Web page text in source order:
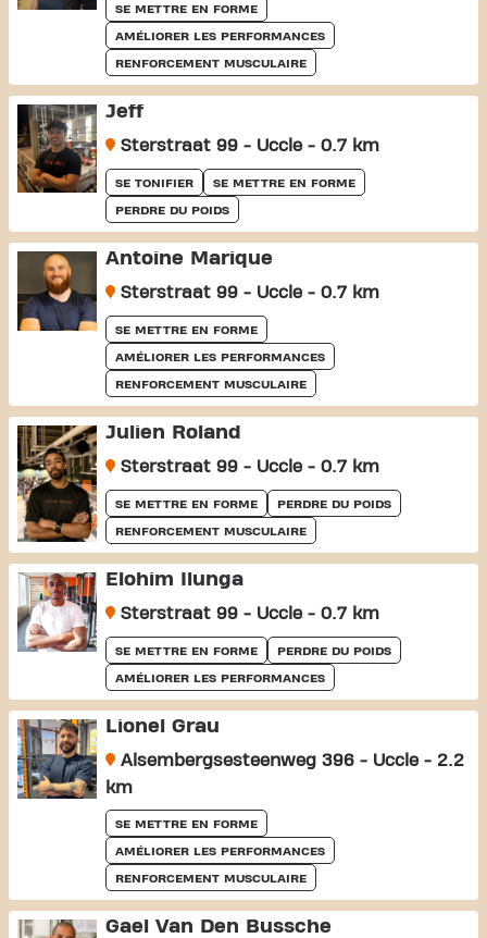
SE METTRE EN FORME
AMÉLIORER LES PERFORMANCES
RENFORCEMENT MUSCULAIRE
Jeff
Sterstraat 99 - Uccle - 0.7 km
SE TONIFIER SE METTRE EN FORME
PERDRE DU POIDS
Antoine Marique
Sterstraat 99 - Uccle - 0.7 km
SE METTRE EN FORME
AMÉLIORER LES PERFORMANCES
RENFORCEMENT MUSCULAIRE
Julien Roland
Sterstraat 99 - Uccle - 0.7 km
SE METTRE EN FORME PERDRE DU POIDS
RENFORCEMENT MUSCULAIRE
Elohim Ilunga
Sterstraat 99 - Uccle - 0.7 km
SE METTRE EN FORME PERDRE DU POIDS
AMÉLIORER LES PERFORMANCES
Lionel Grau
Alsembergsesteenweg 396 - Uccle - 2.2
km
SE METTRE EN FORME
AMÉLIORER LES PERFORMANCES
RENFORCEMENT MUSCULAIRE
Gael Van Den Bussche